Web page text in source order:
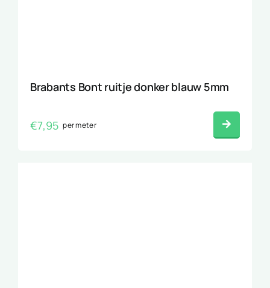
Brabants Bont ruitje donker blauw 5mm
€7,95 per meter